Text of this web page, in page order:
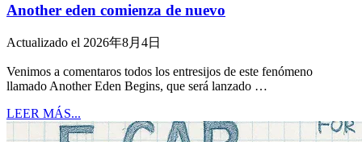
Another eden comienza de nuevo
Actualizado el 2026年8月4日
Venimos a comentaros todos los entresijos de este fenómeno
llamado Another Eden Begins, que será lanzado …
LEER MÁS...